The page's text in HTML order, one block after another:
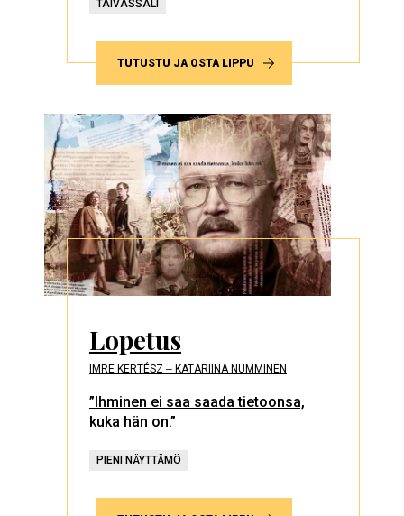
TAIVASSALI
TUTUSTU JA OSTA LIPPU
Lopetus
IMRE KERTÉSZ ‒ KATARIINA NUMMINEN
”Ihminen ei saa saada tietoonsa,
kuka hän on.”
PIENI NÄYTTÄMÖ